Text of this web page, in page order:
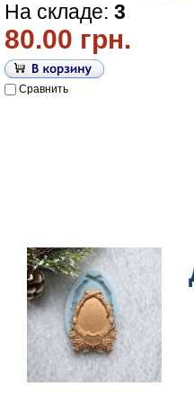
На складе: 3
80.00 грн.
Сравнить